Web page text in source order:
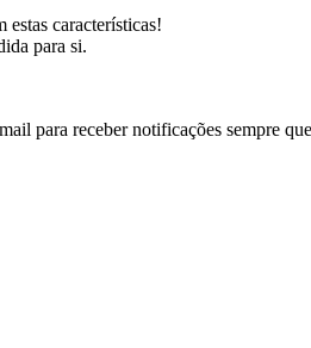
estas características!
para si.
para receber notificações sempre